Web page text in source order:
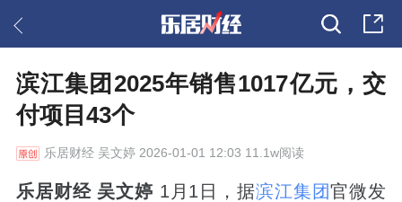
滨江集团2025年销售1017亿元，交
付项目43个
乐居财经吴文婷 2026-01-01 12:03 11.1w阅读
乐居财经 吴文婷 1月1日，据滨江集团官微发